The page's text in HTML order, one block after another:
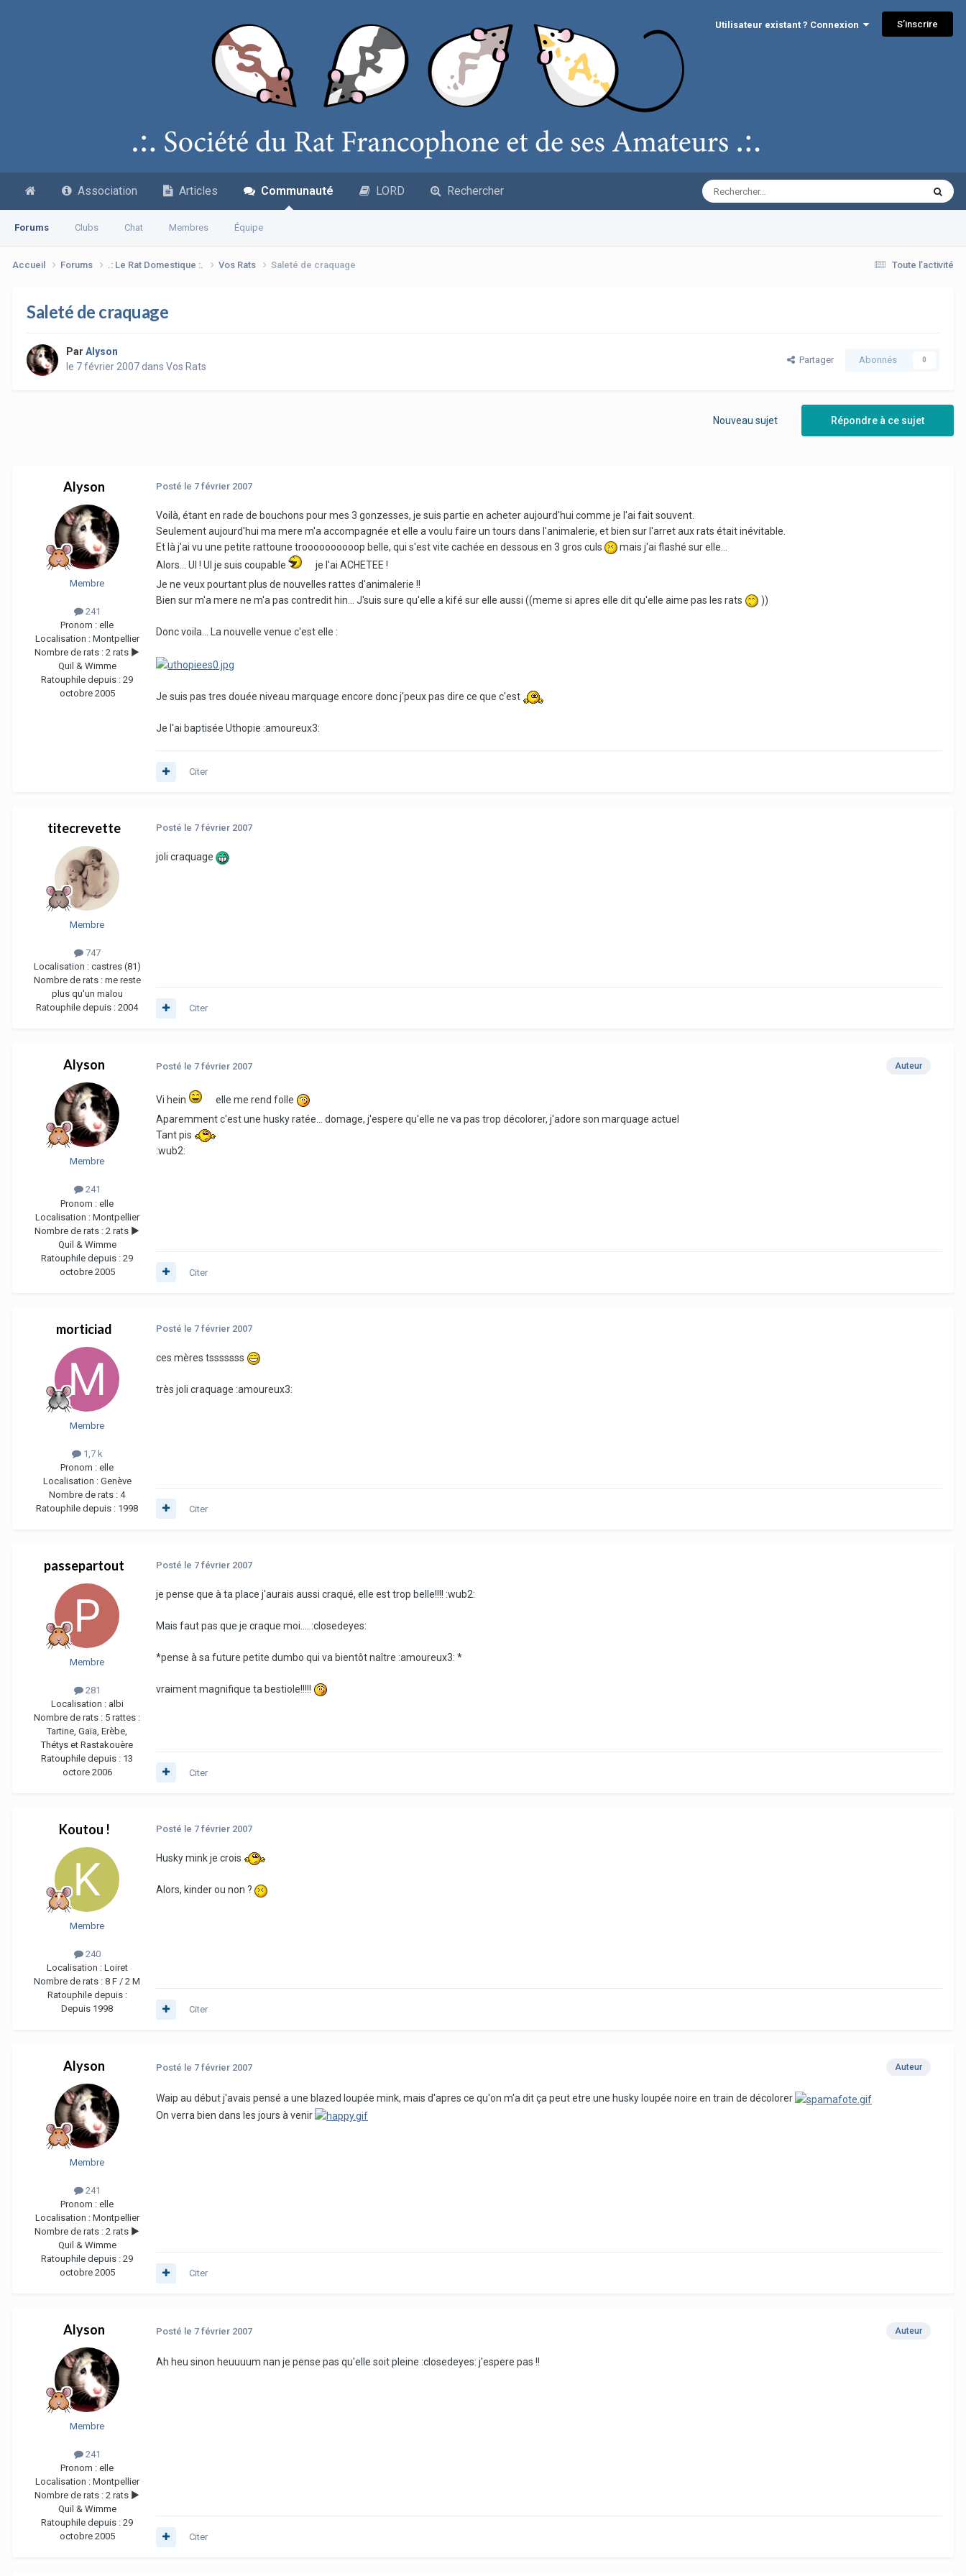
Utilisateur existant ? Connexion S’inscrire
Association Articles Communauté
Forums Clubs Chat Membres Équipe
LORD Rechercher
Toute l’activité
Accueil Forums .: Le Rat Domestique :. Vos Rats Saleté de craquage
Saleté de craquage
Par Alyson
le 7 février 2007dans Vos Rats
Partager Abonnés 0
Répondre à ce sujet
Nouveau sujet
Alyson
Membre
241
Pronom : elle
Localisation : Montpellier
Nombre de rats : 2 rats ►
Quil & Wimme
Ratouphile depuis : 29
octobre 2005
Posté le 7 février 2007
Voilà, étant en rade de bouchons pour mes 3 gonzesses, je suis partie en acheter aujourd'hui comme je l'ai fait souvent.
Seulement aujourd'hui ma mere m'a accompagnée et elle a voulu faire un tours dans l'animalerie, et bien sur l'arret aux rats était inévitable.
Et là j'ai vu une petite rattoune troooooooooop belle, qui s'est vite cachée en dessous en 3 gros culs
mais j'ai flashé sur elle...
Alors... UI ! UI je suis coupable
je l'ai ACHETEE !
Je ne veux pourtant plus de nouvelles rattes d'animalerie !!
Bien sur m'a mere ne m'a pas contredit hin... J'suis sure qu'elle a kifé sur elle aussi ((meme si apres elle dit qu'elle aime pas les rats
))
Donc voila... La nouvelle venue c'est elle :
Je suis pas tres douée niveau marquage encore donc j'peux pas dire ce que c'est
Je l'ai baptisée Uthopie :amoureux3:
Citer
titecrevette
Membre
747
Localisation : castres (81)
Nombre de rats : me reste
plus qu'un malou
Ratouphile depuis : 2004
Posté le 7 février 2007
joli craquage
Citer
Alyson
Membre
241
Pronom : elle
Localisation : Montpellier
Nombre de rats : 2 rats ►
Quil & Wimme
Ratouphile depuis : 29
octobre 2005
Auteur
Posté le 7 février 2007
Vi hein
elle me rend folle
Aparemment c'est une husky ratée... domage, j'espere qu'elle ne va pas trop décolorer, j'adore son marquage actuel
Tant pis
:wub2:
Citer
morticiad
Membre
1,7 k
Pronom : elle
Localisation : Genève
Nombre de rats : 4
Ratouphile depuis : 1998
Posté le 7 février 2007
ces mères tsssssss
très joli craquage :amoureux3:
Citer
passepartout
Membre
281
Localisation : albi
Nombre de rats : 5 rattes :
Tartine, Gaïa, Erèbe,
Thétys et Rastakouère
Ratouphile depuis : 13
octore 2006
Posté le 7 février 2007
je pense que à ta place j'aurais aussi craqué, elle est trop belle!!!! :wub2:
Mais faut pas que je craque moi.... :closedeyes:
*pense à sa future petite dumbo qui va bientôt naître :amoureux3: *
vraiment magnifique ta bestiole!!!!!
Citer
Koutou !
Membre
240
Localisation : Loiret
Nombre de rats : 8 F / 2 M
Ratouphile depuis :
Depuis 1998
Posté le 7 février 2007
Husky mink je crois
Alors, kinder ou non ?
Citer
Alyson
Membre
241
Pronom : elle
Localisation : Montpellier
Nombre de rats : 2 rats ►
Quil & Wimme
Ratouphile depuis : 29
octobre 2005
Auteur
Posté le 7 février 2007
Waip au début j'avais pensé a une blazed loupée mink, mais d'apres ce qu'on m'a dit ça peut etre une husky loupée noire en train de décolorer
On verra bien dans les jours à venir
Citer
Alyson
Membre
241
Pronom : elle
Localisation : Montpellier
Nombre de rats : 2 rats ►
Quil & Wimme
Ratouphile depuis : 29
octobre 2005
Auteur
Posté le 7 février 2007
Ah heu sinon heuuuum nan je pense pas qu'elle soit pleine :closedeyes: j'espere pas !!
Citer